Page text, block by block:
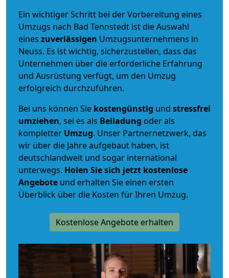
Ein wichtiger Schritt bei der Vorbereitung eines
Umzugs nach Bad Tennstedt ist die Auswahl
eines zuverlässigen Umzugsunternehmens in
Neuss. Es ist wichtig, sicherzustellen, dass das
Unternehmen über die erforderliche Erfahrung
und Ausrüstung verfügt, um den Umzug
erfolgreich durchzuführen.
Bei uns können Sie kostengünstig und stressfrei
umziehen, sei es als Beiladung oder als
kompletter Umzug. Unser Partnernetzwerk, das
wir über die Jahre aufgebaut haben, ist
deutschlandweit und sogar international
unterwegs. Holen Sie sich jetzt kostenlose
Angebote und erhalten Sie einen ersten
Überblick über die Kosten für Ihren Umzug.
Kostenlose Angebote erhalten